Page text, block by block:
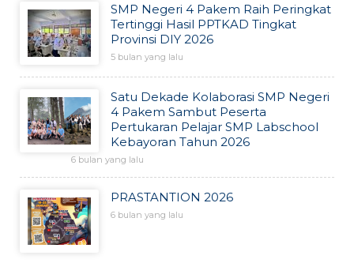
SMP Negeri 4 Pakem Raih Peringkat
Tertinggi Hasil PPTKAD Tingkat
Provinsi DIY 2026
5 bulan yang lalu
Satu Dekade Kolaborasi SMP Negeri
4 Pakem Sambut Peserta
Pertukaran Pelajar SMP Labschool
Kebayoran Tahun 2026
6 bulan yang lalu
PRASTANTION 2026
6 bulan yang lalu